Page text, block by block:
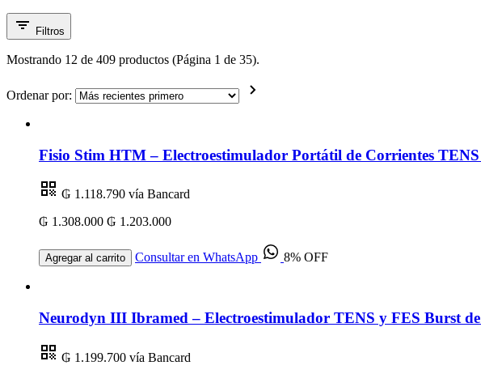
Filtros
Mostrando 12 de 409 productos (Página 1 de 35).
Ordenar por:
Fisio Stim HTM – Electroestimulador Portátil de Corrientes
₲ 1.118.790 vía Bancard
₲ 1.308.000 ₲ 1.203.000
Agregar al carrito Consultar en WhatsApp 8% OFF
Neurodyn III Ibramed – Electroestimulador TENS y FES Burst de
₲ 1.199.700 vía Bancard